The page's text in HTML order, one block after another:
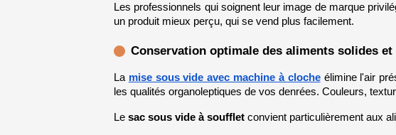
Les professionnels qui soignent leur image de marque
un produit mieux perçu, qui se vend plus facilement.
Conservation optimale des aliments solides
La mise sous vide avec machine à cloche élimine l'air
les qualités organoleptiques de vos denrées. Couleurs,
Le sac sous vide à soufflet convient particulièrement aux